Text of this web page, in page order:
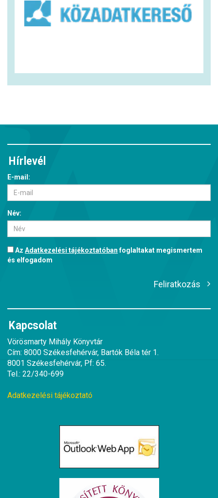
Hírlevél
E-mail:
Név:
Az Adatkezelési tájékoztatóbanfoglaltakat megismertem
és elfogadom
Feliratkozás
Kapcsolat
Vörösmarty Mihály Könyvtár
Cím: 8000 Székesfehérvár, Bartók Béla tér 1.
8001 Székesfehérvár, Pf: 65.
Tel.: 22/340-699
Adatkezelési tájékoztató